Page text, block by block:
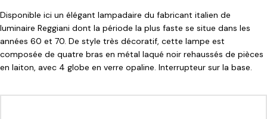
Disponible ici un élégant lampadaire du fabricant italien de
luminaire Reggiani dont la période la plus faste se situe dans les
années 60 et 70. De style très décoratif, cette lampe est
composée de quatre bras en métal laqué noir rehaussés de pièces
en laiton, avec 4 globe en verre opaline. Interrupteur sur la base.